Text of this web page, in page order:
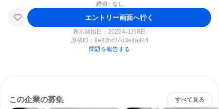
締切：なし
エントリー画面へ行く
表示開始日：2026年1月8日
原稿ID： 8e83bc74d3e4a444
問題を報告する
この企業の募集 すべて見る